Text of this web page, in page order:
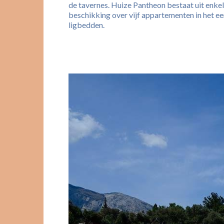
de tavernes. Huize Pantheon bestaat uit
beschikking over vijf appartementen in het
ligbedden.